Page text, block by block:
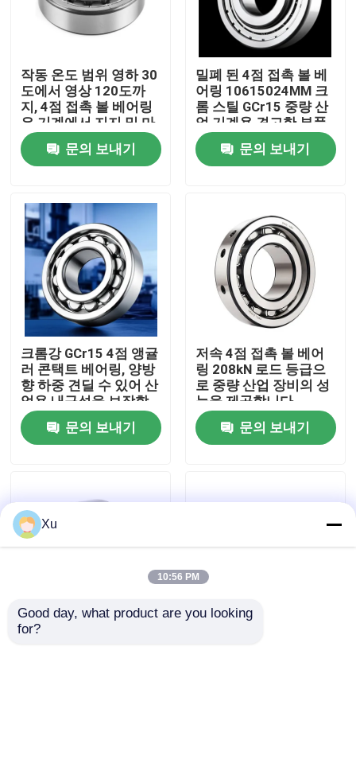
집
제품
우리에 대하여
품질 관리
앵귤러 콘택트 볼 베어링
작동 온도 범위 영하 30
도에서 영상 120도까
지, 4점 접촉 볼 베어링
은 기계에서 지지 및 마
찰 감소를 제공합니다.
문의 보내기
밀폐 된 4점 접촉 볼 베
어링 10615024MM 크
롬 스틸 GCr15 중량 산
업 기계용 견고한 부품
문의 보내기
크롬강 GCr15 4점 앵귤
러 콘택트 베어링, 양방
향 하중 견딜 수 있어 산
업용 내구성을 보장합
니다.
문의 보내기
저속 4점 접촉 볼 베어
링 208kN 로드 등급으
로 중량 산업 장비의 성
능을 제공합니다
문의 보내기
원통형 도공 4점 접촉
Xu
10:56 PM
Good day, what product are you looking
for?